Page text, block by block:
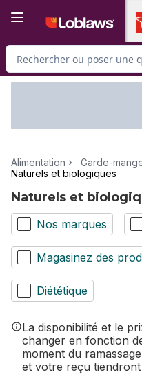
Rechercher des produits
Alimentation Garde-
Naturels et biologiques
Naturels et
Nos marques
Magasinez des
Diététique
La disponibilité et le
changer en fonction
moment du
et votre reçu